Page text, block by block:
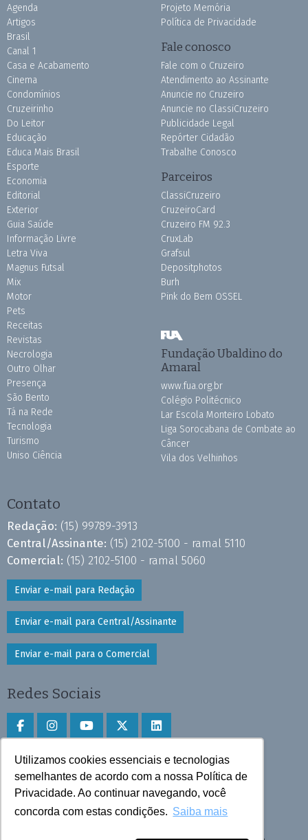
Utilizamos cookies essenciais e tecnologias
semelhantes de acordo com a nossa Política de
Privacidade. Ao continuar navegando, você
concorda com estas condições. Saiba mais
Agenda
Artigos
Brasil
Canal 1
Casa e Acabamento
Cinema
Condomínios
Cruzeirinho
Do Leitor
Educação
Educa Mais Brasil
Esporte
Economia
Editorial
Exterior
Guia Saúde
Informação Livre
Letra Viva
Magnus Futsal
Mix
Motor
Pets
Receitas
Revistas
Necrologia
Outro Olhar
Presença
São Bento
Tá na Rede
Tecnologia
Turismo
Uniso Ciência
Projeto Memória
Política de Privacidade
Fale conosco
Fale com o Cruzeiro
Atendimento ao Assinante
Anuncie no Cruzeiro
Anuncie no ClassiCruzeiro
Publicidade Legal
Repórter Cidadão
Trabalhe Conosco
Parceiros
ClassiCruzeiro
CruzeiroCard
Cruzeiro FM 92.3
CruxLab
Grafsul
Depositphotos
Burh
Pink do Bem OSSEL
Fundação Ubaldino do
Amaral
www.fua.org.br
Colégio Politécnico
Lar Escola Monteiro Lobato
Liga Sorocabana de Combate ao
Câncer
Vila dos Velhinhos
Contato
Redação: (15) 99789-3913
Central/Assinante: (15) 2102-5100 - ramal 5110
Comercial: (15) 2102-5100 - ramal 5060
Enviar e-mail para Redação
Enviar e-mail para Central/Assinante
Enviar e-mail para o Comercial
Redes Sociais
Faça download do aplicativo
Play Store e App Store